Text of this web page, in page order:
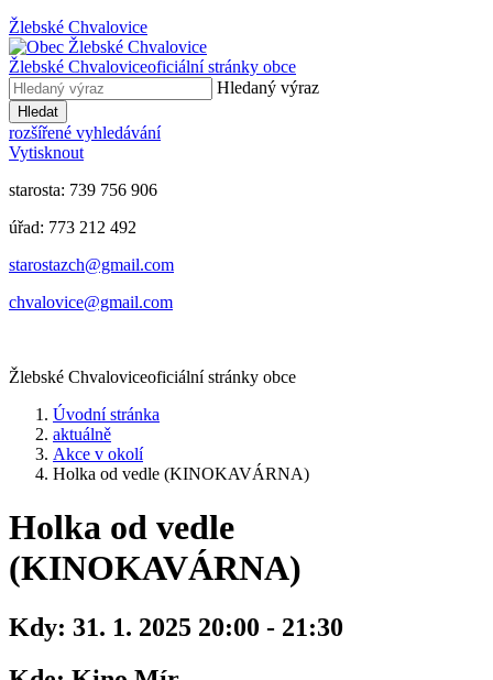
Žlebské Chvalovice
Žlebské Chvaloviceoficiální stránky obce
Hledaný výraz
Hledat
rozšířené vyhledávání
Vytisknout
starosta: 739 756 906
úřad: 773 212 492
​​​​starostazch@gmail.com
​​​​chvalovice@gmail.com
Žlebské Chvaloviceoficiální stránky obce
Úvodní stránka
aktuálně
Akce v okolí
Holka od vedle (KINOKAVÁRNA)
Holka od vedle
(KINOKAVÁRNA)
Kdy: 31. 1. 2025 20:00 - 21:30